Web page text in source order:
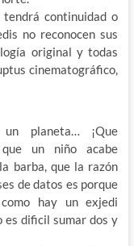
continuidad o
no reconocen sus
original y todas
cinematográfico,
planeta… ¡Que
que un niño acabe
barba, que la razón
de datos es porque
hay un exjedi
es dificil sumar dos y